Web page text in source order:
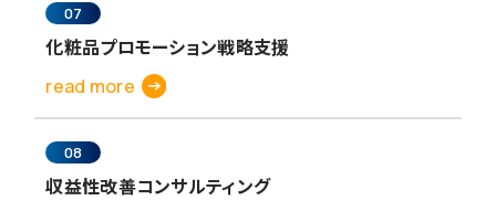
07
化粧品プロモーション戦略支援
read more
08
収益性改善コンサルティング